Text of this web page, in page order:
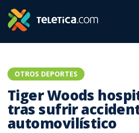
OTROS DEPORTES
Tiger Woods
tras sufrir
automovilístico